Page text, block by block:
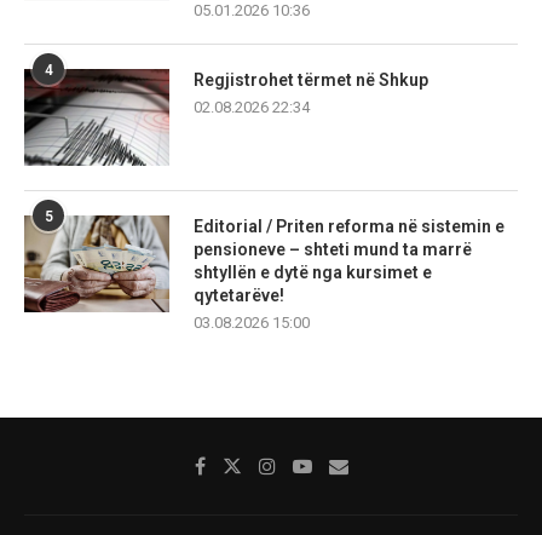
05.01.2026 10:36
4
Regjistrohet tërmet në Shkup
02.08.2026 22:34
5
Editorial / Priten reforma në sistemin e
pensioneve – shteti mund ta marrë
shtyllën e dytë nga kursimet e
qytetarëve!
03.08.2026 15:00